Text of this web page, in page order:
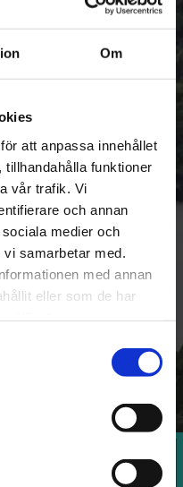
Om
att anpassa innehållet
funktioner
vår trafik. Vi
och annan
medier och
samarbetar med.
med annan
eller som de har
sätt bindande.
ett specifikt
andra önskemål.
prov
du att
och praktiskt prov
klarar tentamen
A+B från
på samma dag.
vänligen
teoriprovet muntligt
A+B